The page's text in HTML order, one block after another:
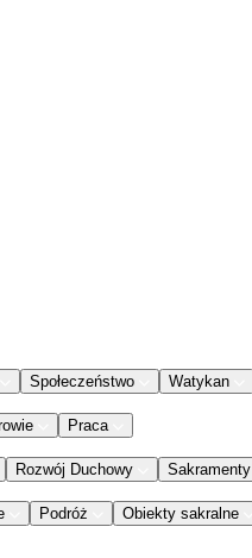
Społeczeństwo Watykan
Praca
Rozwój Duchowy Sakramenty
Podróż Obiekty sakralne